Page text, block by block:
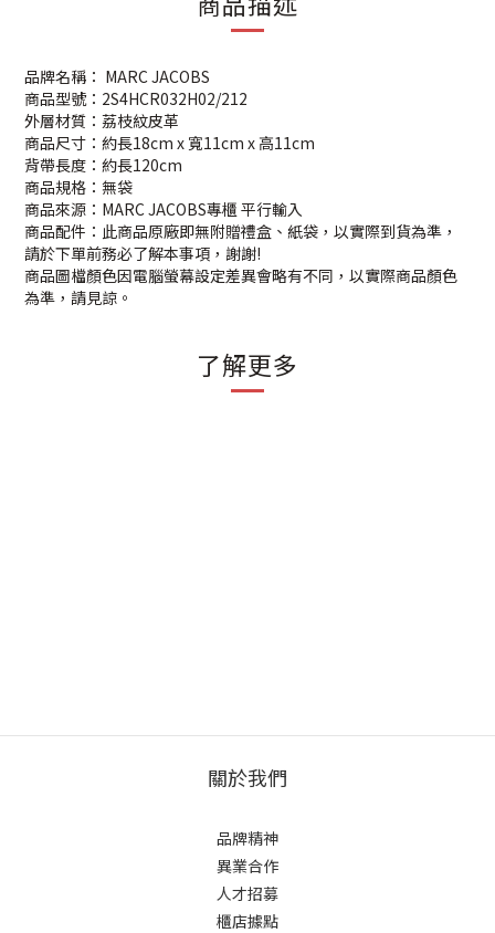
品牌名稱： MARC JACOBS
商品型號：2S4HCR032H02/212
外層材質：荔枝紋皮革
商品尺寸：約長18cm x 寬11cm x 高11cm
背帶長度：約長120cm
商品規格：無袋
商品來源：MARC JACOBS專櫃 平行輸入
商品配件：此商品原廠即無附贈禮盒、紙袋，以實際到貨為準，
請於下單前務必了解本事項，謝謝!
商品圖檔顏色因電腦螢幕設定差異會略有不同，以實際商品顏色
為準，請見諒。
了解更多
關於我們
品牌精神
異業合作
人才招募
櫃店據點